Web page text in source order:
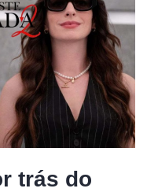
o-
trás do